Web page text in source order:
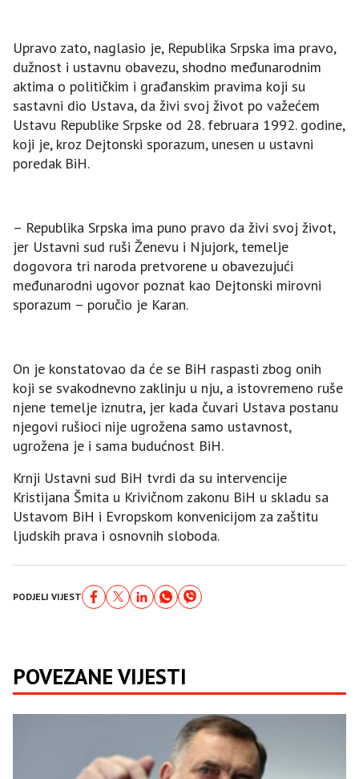
Upravo zato, naglasio je, Republika Srpska ima pravo,
dužnost i ustavnu obavezu, shodno međunarodnim
aktima o političkim i građanskim pravima koji su
sastavni dio Ustava, da živi svoj život po važećem
Ustavu Republike Srpske od 28. februara 1992. godine,
koji je, kroz Dejtonski sporazum, unesen u ustavni
poredak BiH.
– Republika Srpska ima puno pravo da živi svoj život,
jer Ustavni sud ruši Ženevu i Njujork, temelje
dogovora tri naroda pretvorene u obavezujući
međunarodni ugovor poznat kao Dejtonski mirovni
sporazum – poručio je Karan.
On je konstatovao da će se BiH raspasti zbog onih
koji se svakodnevno zaklinju u nju, a istovremeno ruše
njene temelje iznutra, jer kada čuvari Ustava postanu
njegovi rušioci nije ugrožena samo ustavnost,
ugrožena je i sama budućnost BiH.
Krnji Ustavni sud BiH tvrdi da su intervencije
Kristijana Šmita u Krivičnom zakonu BiH u skladu sa
Ustavom BiH i Evropskom konvenicijom za zaštitu
ljudskih prava i osnovnih sloboda.
PODJELI VIJEST
POVEZANE VIJESTI